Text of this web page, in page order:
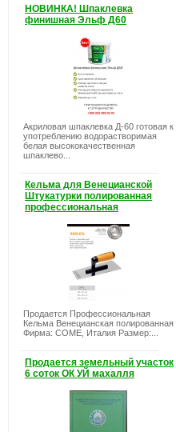
НОВИНКА! Шпаклевка
финишная Эльф Д60
Акриловая шпаклевка Д-60 готовая к
употреблению водорастворимая
белая высококачественная
шпаклево...
Кельма для Венецианской
Штукатурки полированная
профессиональная
Продается Профессиональная
Кельма Венецианская полированная
Фирма: COME, Италия Размер:...
Продается земельный участок
6 соток ОК УЙ махалля